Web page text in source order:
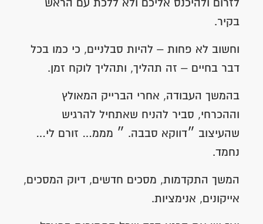
לזרום ולהיכנס אליכם ולא ללכת עם הראש
בקיר.
וחשוב לא פחות – להיות סבלניים, כי כמו בכל
דבר בחיים – זה תהליך, ותהליך לוקח זמן.
בהמשך העבודה, אחרי הברייק המאולץ
וההכרחי, סביר להניח שאתחיל להרגיש
שהעיצוב ״דווקא סבבה. ״ מממ… זורם לי…
נחמד.
המשך התקדמות, מסכים חדשים, דיוק המסכים,
אייקונים, אנימציות.